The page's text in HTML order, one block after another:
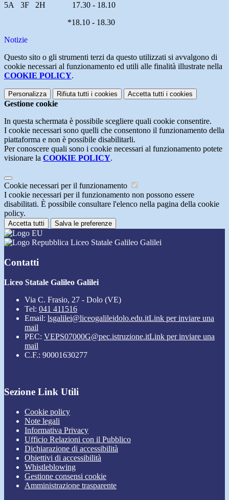
5A 3F 2H
17.30 - 18.10
*18.10 - 18.30
Notizie
Questo sito o gli strumenti terzi da questo utilizzati si avvalgono di
cookie necessari al funzionamento ed utili alle finalità illustrate nella
COOKIE POLICY.
Personalizza Rifiuta tutti i cookies Accetta tutti i cookies
Gestione cookie
In questa schermata è possibile scegliere quali cookie consentire.
I cookie necessari sono quelli che consentono il funzionamento della
piattaforma e non è possibile disabilitarli.
Per conoscere quali sono i cookie necessari al funzionamento potete
visionare la COOKIE POLICY.
Cookie necessari per il funzionamento
I cookie necessari per il funzionamento non possono essere
disabilitati. È possibile consultare l'elenco nella pagina della cookie
policy.
Accetta tutti Salva le preferenze
Liceo Statale Galileo Galilei
Contatti
Liceo Statale Galileo Galilei
Via C. Frasio, 27 - Dolo (VE)
Tel: 041 411516
Email: lsgalilei@liceogalileidolo.edu.itLink per inviare una
mail
PEC: VEPS07000G@pec.istruzione.itLink per inviare una
mail
C.F.: 90001630277
Sezione Link Utili
Cookie policy
Note legali
Informativa Privacy
Ufficio Relazioni con il Pubblico
Dichiarazione di accessibilità
Obiettivi di accessibilità
Whistleblowing
Gestione consensi cookie
Amministrazione trasparente